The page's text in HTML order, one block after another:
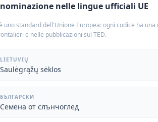
nelle lingue ufficiali UE
uno standard dell'Unione Europea: ogni codice ha
e nelle pubblicazioni sul TED.
LIETUVIŲ
Saulėgrąžų sėklos
БЪЛГАРСКИ
Семена от слънчоглед